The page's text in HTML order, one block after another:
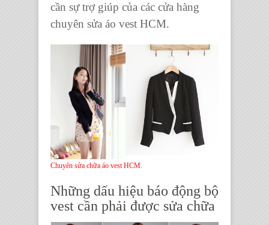
cần sự trợ giúp của các cửa hàng
chuyên sửa áo vest HCM.
Chuyên sửa chữa áo vest HCM.
Những dấu hiệu báo động bộ
vest cần phải được sửa chữa